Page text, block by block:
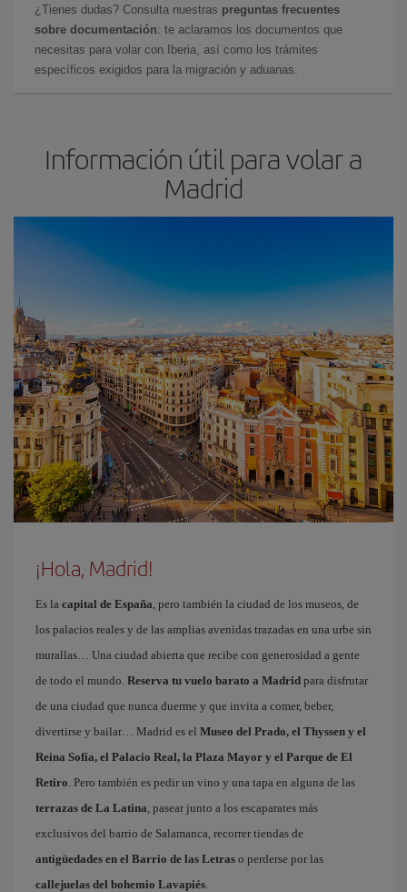
¿Tienes dudas? Consulta nuestras preguntas frecuentes
sobre documentación: te aclaramos los documentos que
necesitas para volar con Iberia, así como los trámites
específicos exigidos para la migración y aduanas.
Información útil para volar a
Madrid
¡Hola, Madrid!
Es la capital de España, pero también la ciudad de los museos, de
los palacios reales y de las amplias avenidas trazadas en una urbe sin
murallas… Una ciudad abierta que recibe con generosidad a gente
de todo el mundo. Reserva tu vuelo barato a Madrid para disfrutar
de una ciudad que nunca duerme y que invita a comer, beber,
divertirse y bailar… Madrid es el Museo del Prado, el Thyssen y el
Reina Sofía, el Palacio Real, la Plaza Mayor y el Parque de El
Retiro. Pero también es pedir un vino y una tapa en alguna de las
terrazas de La Latina, pasear junto a los escaparates más
exclusivos del barrio de Salamanca, recorrer tiendas de
antigüedades en el Barrio de las Letras o perderse por las
callejuelas del bohemio Lavapiés.